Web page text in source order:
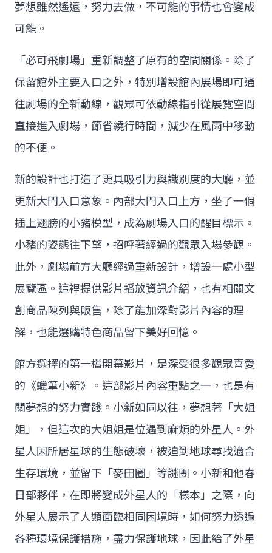
夢想雖然遙遠，努力去做，不可能的事情也會變成
可能。
「必可飛劇場」重新調整了原有的空間關係。除了
保留館外主要入口之外，特別增設館內展場即可通
往劇場的全新動線，觀眾可依動線指引從展覽空間
直接進入劇場，節省繞行時間，減少在風雨中移動
的不便。
新的設計也打造了更具吸引力與識別度的大廳，並
更新大門入口意象。內部大門入口上方，坐了一個
插上翅膀的小豬模型，成為劇場入口的醒目標示。
小豬的姿態往下望，招呼著經過的觀眾入場參觀。
此外，劇場前方大廳經過重新設計，增設一處小型
展覽區。這裡提供影片播放資訊介紹，也有相關文
創商品陳列與販售，除了能加深對影片內容的理
解，也能選購特色商品留下美好回憶。
館方選擇的第一檔開幕影片，是深受很多觀眾喜愛
的《蠟筆小新》。這部影片內容重點之一，也是有
關夢想的努力實踐。小新如同以往，夢想著「大姐
姐」，但這次的大姐姐是位遇到麻煩的外星人。外
星人因所居星球的生態破壞，被迫到地球尋找適合
生存環境，並留下「麥田圈」等謎團。小新和他春
日部夥伴，在即將變成外星人的「樣本」之際，向
外星人展示了人類面臨相同困境時，如何努力透過
各種環境保護措施，盡力保護地球，因此給了外星